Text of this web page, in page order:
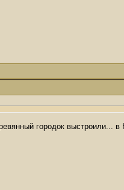
городок выстроили... в